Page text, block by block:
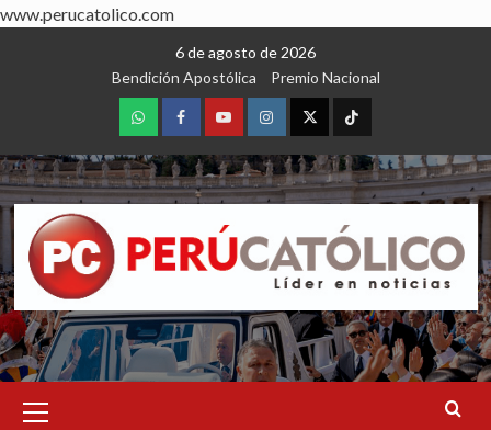
www.perucatolico.com
6 de agosto de 2026
Bendición Apostólica
Premio Nacional
WhatsAppFacebookYoutubeInstagram
X TikTok
Menu